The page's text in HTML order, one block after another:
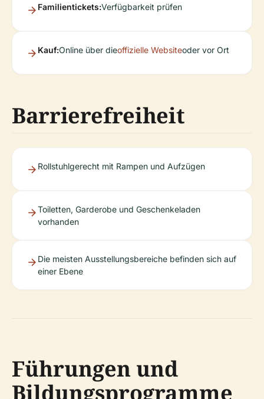
Familientickets:Verfügbarkeit prüfen
Kauf:Online über dieoffizielle Websiteoder vor Ort
Barrierefreiheit
Rollstuhlgerecht mit Rampen und Aufzügen
Toiletten, Garderobe und Geschenkeladen
vorhanden
Die meisten Ausstellungsbereiche befinden sich auf
einer Ebene
Führungen und
Bildungsprogramme